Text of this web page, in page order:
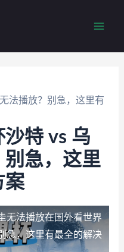
法播放？别急，这里有
特 vs 乌
急，这里
案
无法播放在国外看世界
急，这里有最全的解决